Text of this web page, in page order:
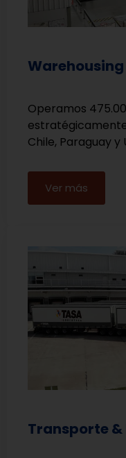
Warehousing
Operamos
Chile, Paraguay y
Ver más
Transporte